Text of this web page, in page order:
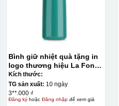
Bình giữ nhiệt quà tặng in
logo thương hiệu La Fonte
400ml KQ-BGN62
Kích thước:
TG sản xuất: 10 ngày
3**.000 ₫
Đăng kýhoặc Đăng nhậpđể xem giá